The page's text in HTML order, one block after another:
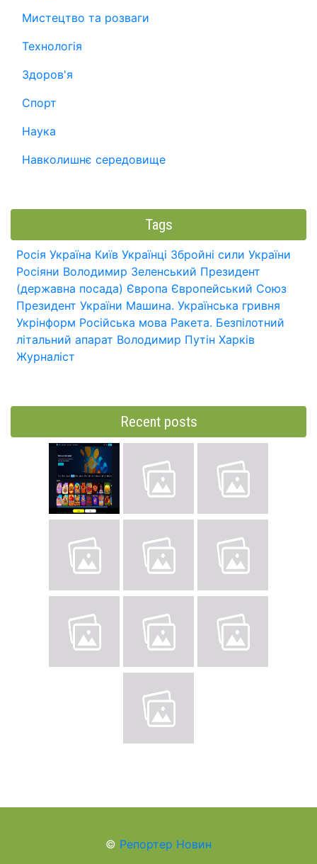
Мистецтво та розваги
Технологія
Здоров'я
Спорт
Наука
Навколишнє середовище
Tags
Росія Україна Київ Українці Збройні сили України
Росіяни Володимир Зеленський Президент
(державна посада) Європа Європейський Союз
Президент України Машина. Українська гривня
Укрінформ Російська мова Ракета. Безпілотний
літальний апарат Володимир Путін Харків
Журналіст
Recent posts
© Репортер Новин